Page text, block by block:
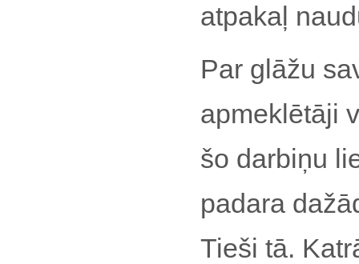
atpakaļ
Par glāžu
apmeklētāji
šo darbiņu
padara
Tieši tā.